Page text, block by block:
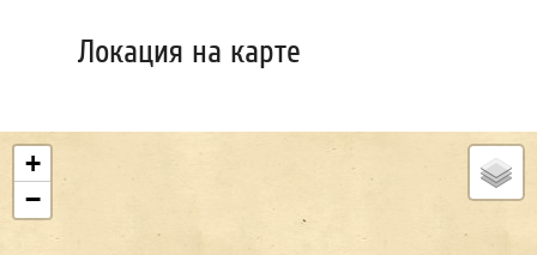
Локация на карте
+
−